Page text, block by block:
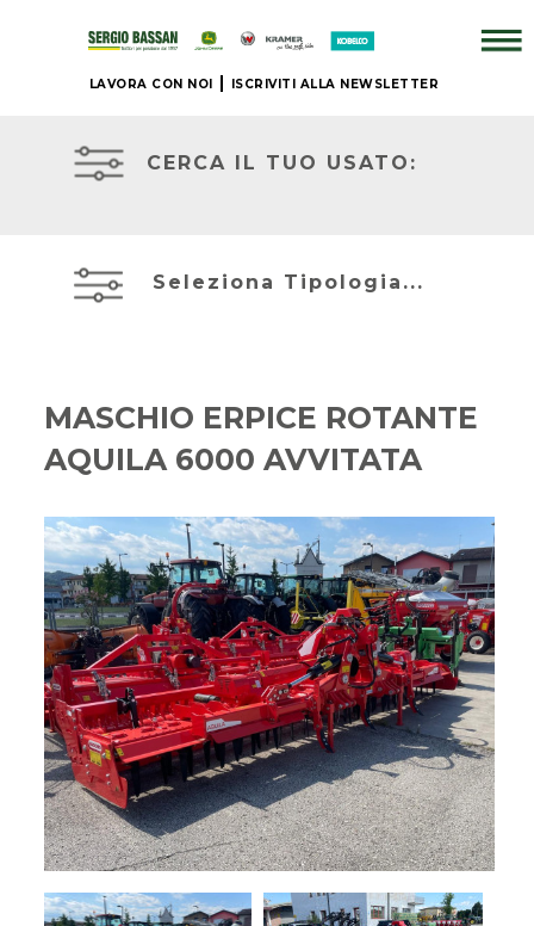
LAVORA CON NOI ISCRIVITI ALLA NEWSLETTER
NUOVO
NOSTRO
NOLEGGIO
PROMOZIONI
SERVIZI
CERCA IL TUO USATO:
Seleziona Tipologia...
MASCHIO ERPICE ROTANTE
AQUILA 6000 AVVITATA
TELESCOPICI
TRINCE
TESTATE
POLVERIZZATORI